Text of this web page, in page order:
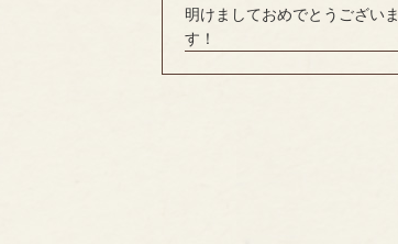
明けましておめでとうございま
す！